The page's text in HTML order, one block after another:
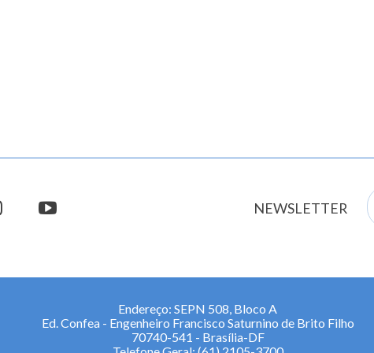
instagramyoutube NEWSLETTER
Endereço: SEPN 508, Bloco A
Ed. Confea - Engenheiro Francisco Saturnino de Brito Filho
70740-541 - Brasília-DF